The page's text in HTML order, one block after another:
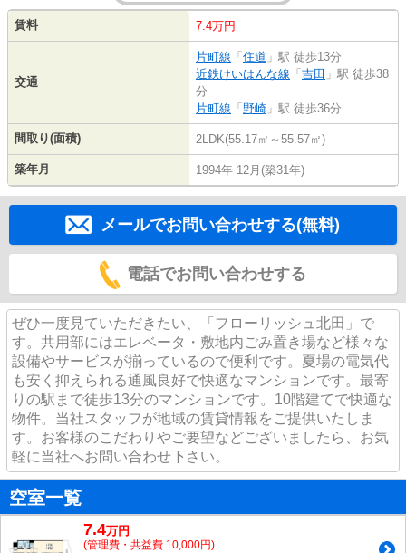
賃料 7.4万円
交通
片町線 「 住道 」駅 徒歩13分
近鉄けいはんな線 「 吉田 」駅 徒歩38
分
片町線 「 野崎 」駅 徒歩36分
間取り(面積) 2LDK(55.17㎡～55.57㎡)
築年月 1994年 12月(築31年)
メールでお問い合わせする(無料)
電話でお問い合わせする
ぜひ一度見ていただきたい、「フローリッシュ北田」で
す。共用部にはエレベータ・敷地内ごみ置き場など様々な
設備やサービスが揃っているので便利です。夏場の電気代
も安く抑えられる通風良好で快適なマンションです。最寄
りの駅まで徒歩13分のマンションです。10階建てで快適な
物件。当社スタッフが地域の賃貸情報をご提供いたしま
す。お客様のこだわりやご要望などございましたら、お気
軽に当社へお問い合わせ下さい。
空室一覧
7.4万円
(管理費・共益費 10,000円)